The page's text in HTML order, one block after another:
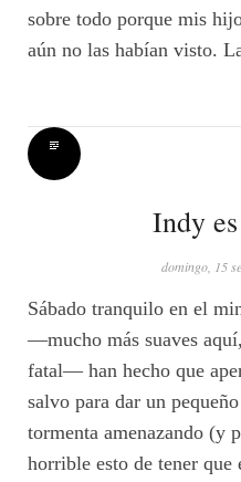
sobre todo porque mis
aún no las habían visto.
Indy
domingo, 15
Sábado tranquilo en el
—mucho más suaves
fatal— han hecho que
salvo para dar un
tormenta amenazando (y
horrible esto de tener que